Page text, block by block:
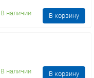
В наличии В корзину
В наличии В корзину